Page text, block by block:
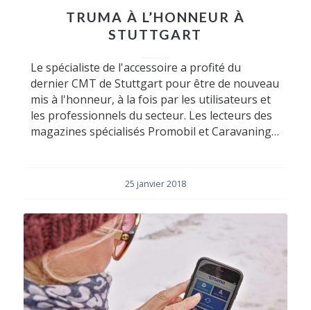
TRUMA À L’HONNEUR À
STUTTGART
Le spécialiste de l'accessoire a profité du
dernier CMT de Stuttgart pour être de nouveau
mis à l'honneur, à la fois par les utilisateurs et
les professionnels du secteur. Les lecteurs des
magazines spécialisés Promobil et Caravaning…
25 janvier 2018